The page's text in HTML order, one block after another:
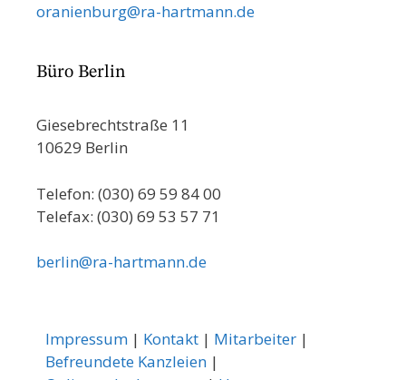
oranienburg@ra-hartmann.de
Büro Berlin
Giesebrechtstraße 11
10629 Berlin
Telefon: (030) 69 59 84 00
Telefax: (030) 69 53 57 71
berlin@ra-hartmann.de
Impressum | Kontakt | Mitarbeiter |
Befreundete Kanzleien |